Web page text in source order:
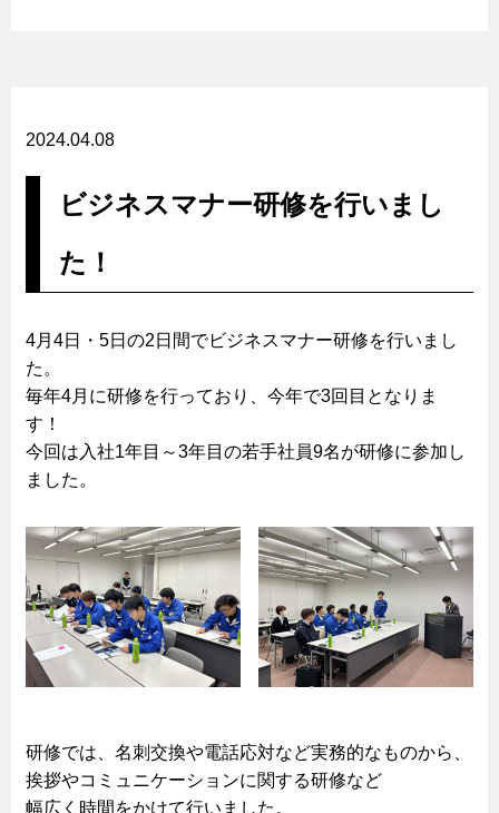
2024.04.08
ビジネスマナー研修を行いまし
た！
4月4日・5日の2日間でビジネスマナー研修を行いまし
た。
毎年4月に研修を行っており、今年で3回目となりま
す！
今回は入社1年目～3年目の若手社員9名が研修に参加し
ました。
研修では、名刺交換や電話応対など実務的なものから、
挨拶やコミュニケーションに関する研修など
幅広く時間をかけて行いました。